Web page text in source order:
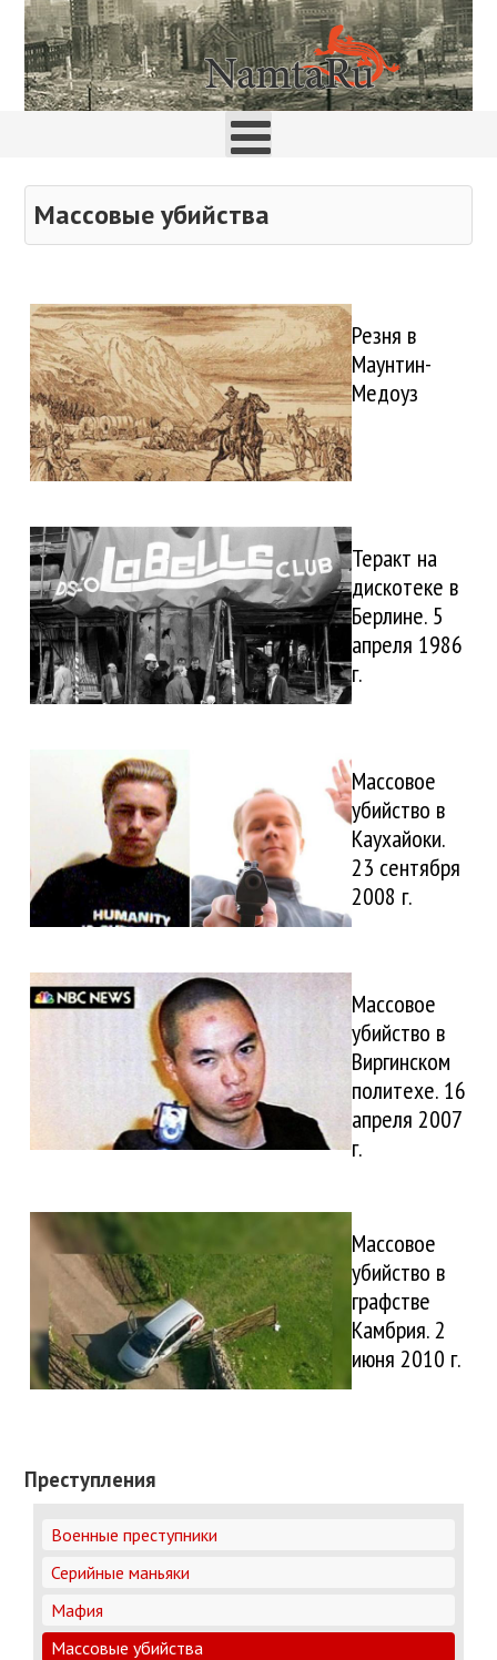
Массовые убийства
Резня в
Маунтин-
Медоуз
Теракт на
дискотеке в
Берлине. 5
апреля 1986
г.
Массовое
убийство в
Каухайоки.
23 сентября
2008 г.
Массовое
убийство в
Виргинском
политехе. 16
апреля 2007
г.
Массовое
убийство в
графстве
Камбрия. 2
июня 2010 г.
Преступления
Военные преступники
Серийные маньяки
Мафия
Массовые убийства